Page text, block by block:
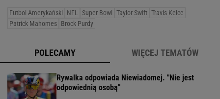
Futbol Amerykański NFL Super Bowl Taylor Swift Travis Kelce
Patrick Mahomes Brock Purdy
POLECAMY WIĘCEJ TEMATÓW
Rywalka odpowiada Niewiadomej. "Nie jest
odpowiednią osobą"